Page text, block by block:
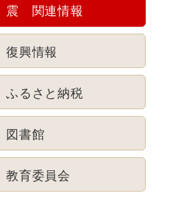
震 関連情報
復興情報
ふるさと納税
図書館
教育委員会